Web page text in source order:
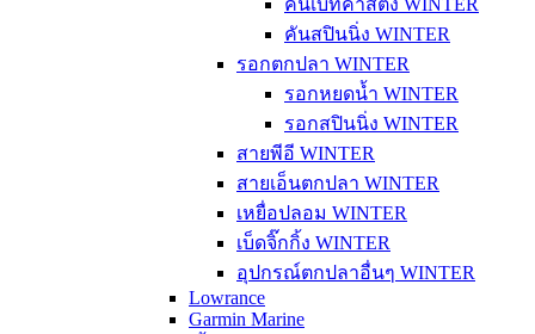
คันเบทคาสติ้ง WINTER
คันสปินนิ่ง WINTER
รอกตกปลา WINTER
รอกหยดน้ำ WINTER
รอกสปินนิ่ง WINTER
สายพีอี WINTER
สายเอ็นตกปลา WINTER
เหยื่อปลอม WINTER
เบ็ดจิ๊กกิ้ง WINTER
อุปกรณ์ตกปลาอื่นๆ WINTER
Lowrance
Garmin Marine